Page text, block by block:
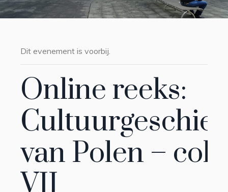
Dit evenement is voorbij.
Online reeks:
van Polen –